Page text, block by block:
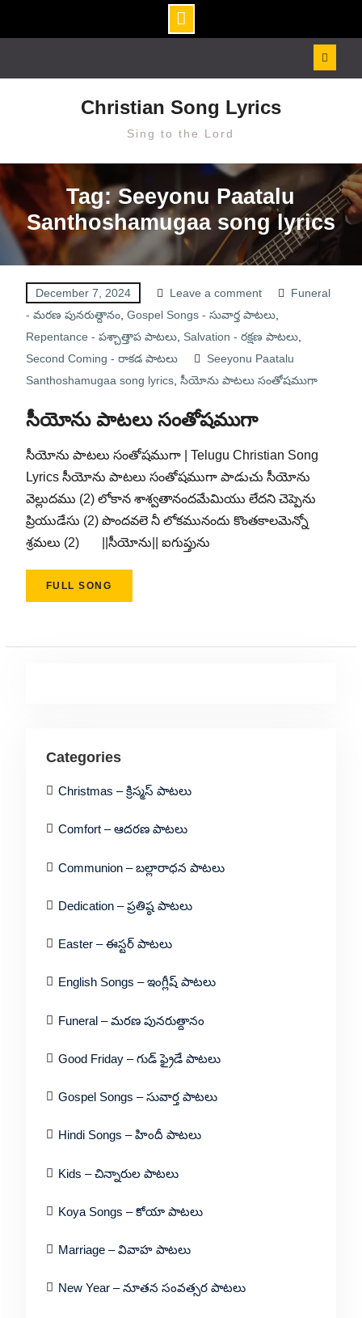
Christian Song Lyrics
Sing to the Lord
Tag: Seeyonu Paatalu
Santhoshamugaa song lyrics
December 7, 2024 Leave a comment
Funeral
- మరణ పునరుత్దానం, Gospel Songs - సువార్త పాటలు,
Repentance - పశ్చాత్తాప పాటలు, Salvation - రక్షణ పాటలు,
Second Coming - రాకడ పాటలు
Seeyonu Paatalu
Santhoshamugaa song lyrics, సీయోను పాటలు సంతోషముగా
సీయోను పాటలు సంతోషముగా
సీయోను పాటలు సంతోషముగా | Telugu Christian Song
Lyrics సీయోను పాటలు సంతోషముగా పాడుచు సీయోను
వెల్లుదము (2) లోకాన శాశ్వతానందమేమియు లేదని చెప్పెను
ప్రియుడేసు (2) పొందవలె నీ లోకమునందు కొంతకాలమెన్నో
శ్రమలు (2) ||సీయోను|| ఐగుప్తును
FULL SONG
Categories
Christmas – క్రిస్మస్ పాటలు
Comfort – ఆదరణ పాటలు
Communion – బల్లారాధన పాటలు
Dedication – ప్రతిష్ఠ పాటలు
Easter – ఈస్టర్ పాటలు
English Songs – ఇంగ్లీష్ పాటలు
Funeral – మరణ పునరుత్దానం
Good Friday – గుడ్ ఫ్రైడే పాటలు
Gospel Songs – సువార్త పాటలు
Hindi Songs – హిందీ పాటలు
Kids – చిన్నారుల పాటలు
Koya Songs – కోయా పాటలు
Marriage – వివాహ పాటలు
New Year – నూతన సంవత్సర పాటలు